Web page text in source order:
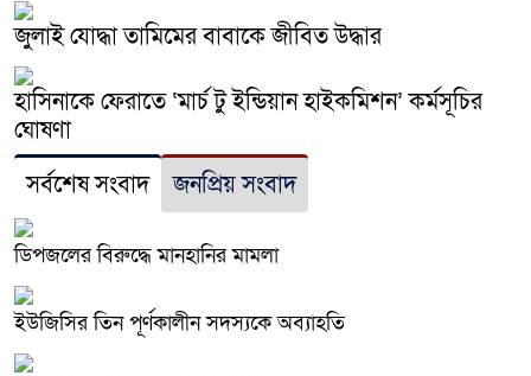
জুলাই যোদ্ধা তামিমের বাবাকে জীবিত উদ্ধার
হাসিনাকে ফেরাতে ‘মার্চ টু ইন্ডিয়ান হাইকমিশন’ কর্মসূচির
ঘোষণা
সর্বশেষ সংবাদ
জনপ্রিয় সংবাদ
ডিপজলের বিরুদ্ধে মানহানির মামলা
ইউজিসির তিন পূর্ণকালীন সদস্যকে অব্যাহতি